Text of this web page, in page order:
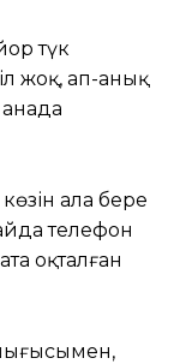
түк
жоқ, ап-анық
ала бере
телефон
оқталған